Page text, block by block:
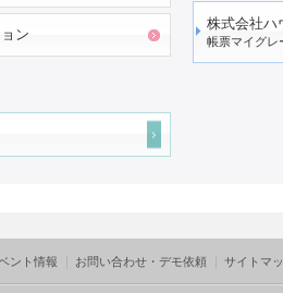
ン
株式会社ハ
帳票マイグレ
ント情報 お問い合わせ・デモ依頼 サイトマ